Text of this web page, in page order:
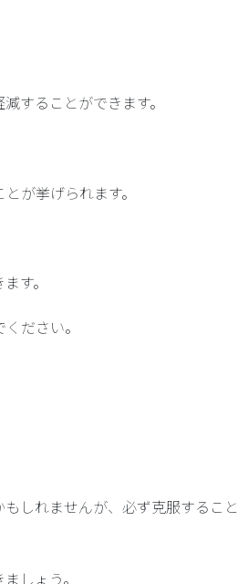
することができます。
が挙げられます。
す。
ださい。
しれませんが、必ず克服すること
しょう。